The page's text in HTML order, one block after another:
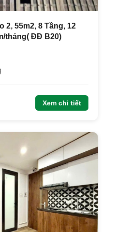
2, 55m2, 8 Tầng, 12
tháng( ĐĐ B20)
Xem chi tiết